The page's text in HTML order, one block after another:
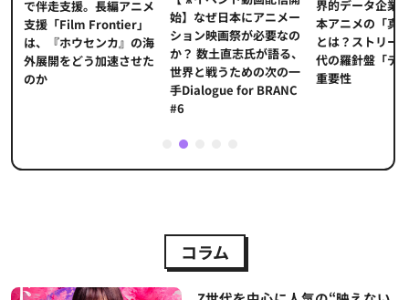
で伴走支援。長編アニメ
支援「Film Frontier」
は、『ホウセンカ』の海
外展開をどう加速させた
のか
始】なぜ日本にアニメー
ション映画祭が必要なの
か？ 数土直志氏が語る、
世界と戦うための次の一
手Dialogue for BRANC
#6
界的データ企業
本アニメの「真
とは？ストリー
代の羅針盤「デ
重要性
2
コラム